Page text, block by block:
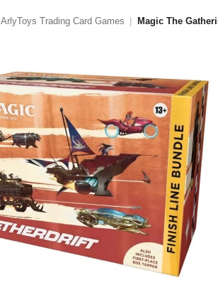
ArlyToys Trading Card Games Magic The